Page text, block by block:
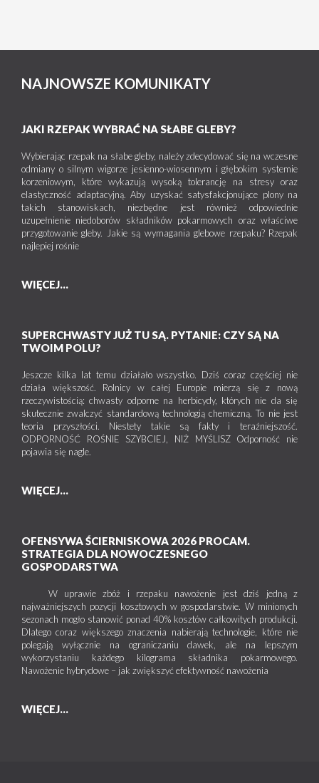
NAJNOWSZE KOMUNIKATY
JAKI RZEPAK WYBRAĆ NA SŁABE GLEBY?
Wybierając rzepak na słabe gleby, należy zdecydować się na wczesne
odmiany o silnym wigorze jesienno-wiosennym i głębokim systemie
korzeniowym, które wykazują wysoką tolerancję na stresy oraz
elastyczność adaptacyjną. Aby uzyskać satysfakcjonujące plony na
takich stanowiskach, niezbędne jest również odpowiednie
uzupełnienie niedoborów składników pokarmowych oraz właściwe
przygotowanie gleby. Jakie są wymagania glebowe rzepaku? Rzepak
najlepiej rośnie
WIĘCEJ...
SUPERCHWASTY JUŻ TU SĄ. PYTANIE: CZY SĄ NA
TWOIM POLU?
Jeszcze kilka lat temu działało wszystko. Dziś coraz częściej nie
działa większość. Rolnicy w całej Europie mierzą się z nową
rzeczywistością: chwasty odporne na herbicydy, których nie da się
skutecznie zwalczyć standardową technologią chemiczną. To nie jest
teoria przyszłości. Niestety takie są fakty i teraźniejszość.
ODPORNOŚĆ ROŚNIE SZYBCIEJ, NIŻ MYŚLISZ Odporność nie
pojawia się nagle.
WIĘCEJ...
OFENSYWA ŚCIERNISKOWA 2026 PROCAM.
STRATEGIA DLA NOWOCZESNEGO
GOSPODARSTWA
W uprawie zbóż i rzepaku nawożenie jest dziś jedną z
najważniejszych pozycji kosztowych w gospodarstwie. W minionych
sezonach mogło stanowić ponad 40% kosztów całkowitych produkcji.
Dlatego coraz większego znaczenia nabierają technologie, które nie
polegają wyłącznie na ograniczaniu dawek, ale na lepszym
wykorzystaniu każdego kilograma składnika pokarmowego.
Nawożenie hybrydowe – jak zwiększyć efektywność nawożenia
WIĘCEJ...